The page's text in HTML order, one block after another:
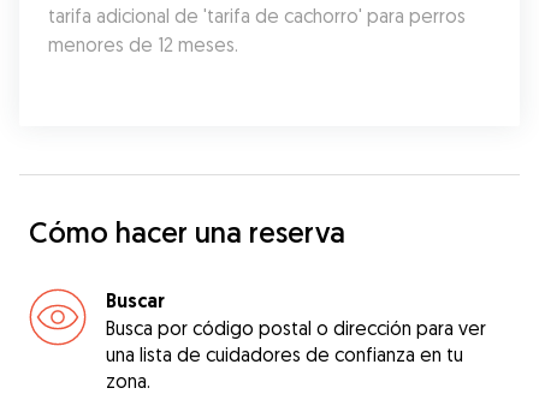
tarifa adicional de 'tarifa de cachorro' para perros
menores de 12 meses.
Cómo hacer una reserva
Buscar
Busca por código postal o dirección para ver
una lista de cuidadores de confianza en tu
zona.